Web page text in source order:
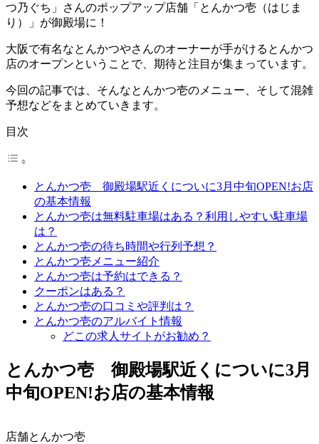
つ乃ぐち」さんのポップアップ店舗「とんかつ壱（はじま
り）」が御殿場に！
大阪で有名なとんかつやさんのオーナーが手がけるとんかつ
店のオープンということで、 期待と注目が集まっています。
今回の記事では、そんなとんかつ壱のメニュー、そして混雑
予想などをまとめていきます。
目次
とんかつ壱 御殿場駅近くについに3月中旬OPEN!お店
の基本情報
とんかつ壱は無料駐車場はある？利用しやすい駐車場
は？
とんかつ壱の待ち時間や行列予想？
とんかつ壱メニュー紹介
とんかつ壱は予約はできる？
クーポンはある？
とんかつ壱の口コミや評判は？
とんかつ壱のアルバイト情報
どこの求人サイトがお勧め？
とんかつ壱 御殿場駅近くについに3月
中旬OPEN!お店の基本情報
店舗とんかつ壱